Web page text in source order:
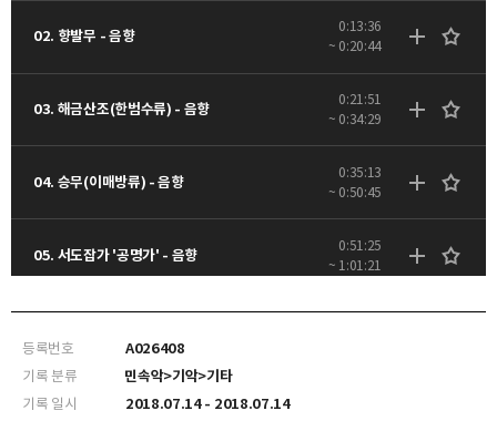
02. 향발무 - 음향
0:13:36
~ 0:20:44
03. 해금산조(한범수류) - 음향
0:21:51
~ 0:34:29
04. 승무(이매방류) - 음향
0:35:13
~ 0:50:45
05. 서도잡가 '공명가' - 음향
0:51:25
~ 1:01:21
1:02:46
07. 기악합주 '뱃노래·신뱃노래' - 음향
등록번호
A026408
기록 분류
민속악>기악>기타
기록 일시
2018.07.14 - 2018.07.14